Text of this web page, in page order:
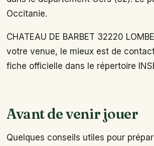
Occitanie.
CHATEAU DE BARBET 32220
votre venue, le mieux est de
fiche officielle dans le répertoire
Avant de venir jouer
Quelques conseils utiles pour